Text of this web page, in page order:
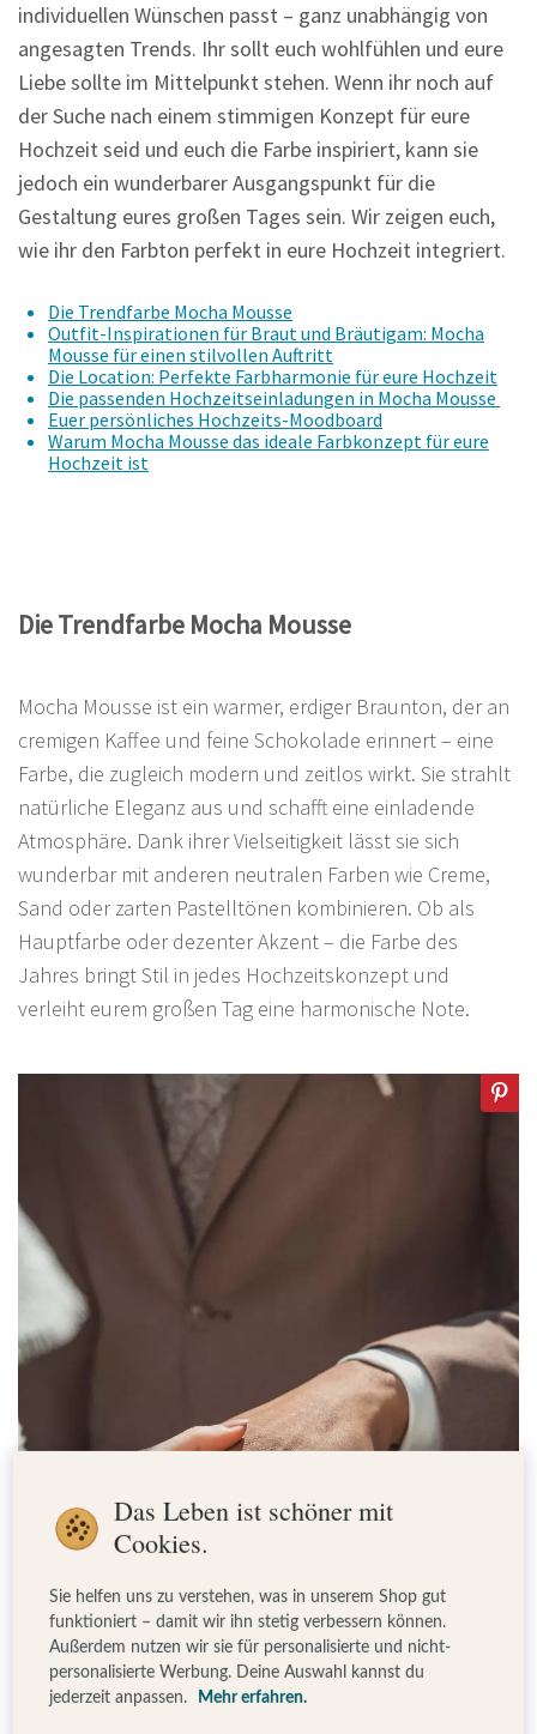
individuellen Wünschen passt – ganz unabhängig von
angesagten Trends. Ihr sollt euch wohlfühlen und eure
Liebe sollte im Mittelpunkt stehen. Wenn ihr noch auf
der Suche nach einem stimmigen Konzept für eure
Hochzeit seid und euch die Farbe inspiriert, kann sie
jedoch ein wunderbarer Ausgangspunkt für die
Gestaltung eures großen Tages sein. Wir zeigen euch,
wie ihr den Farbton perfekt in eure Hochzeit integriert.
Die Trendfarbe Mocha Mousse
Outfit-Inspirationen für Braut und Bräutigam: Mocha
Mousse für einen stilvollen Auftritt
Die Location: Perfekte Farbharmonie für eure Hochzeit
Die passenden Hochzeitseinladungen in Mocha Mousse
Euer persönliches Hochzeits-Moodboard
Warum Mocha Mousse das ideale Farbkonzept für eure
Hochzeit ist
Die Trendfarbe Mocha Mousse
Mocha Mousse ist ein warmer, erdiger Braunton, der an
cremigen Kaffee und feine Schokolade erinnert – eine
Farbe, die zugleich modern und zeitlos wirkt. Sie strahlt
natürliche Eleganz aus und schafft eine einladende
Atmosphäre. Dank ihrer Vielseitigkeit lässt sie sich
wunderbar mit anderen neutralen Farben wie Creme,
Sand oder zarten Pastelltönen kombinieren. Ob als
Hauptfarbe oder dezenter Akzent – die Farbe des
Jahres bringt Stil in jedes Hochzeitskonzept und
verleiht eurem großen Tag eine harmonische Note.
Das Leben ist schöner mit
Cookies.
Sie helfen uns zu verstehen, was in unserem Shop gut
funktioniert – damit wir ihn stetig verbessern können.
Außerdem nutzen wir sie für personalisierte und nicht-
personalisierte Werbung. Deine Auswahl kannst du
jederzeit anpassen.
Mehr erfahren.